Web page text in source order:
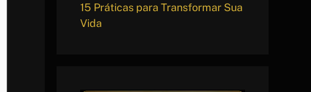
15 Práticas para Transformar Sua
Vida